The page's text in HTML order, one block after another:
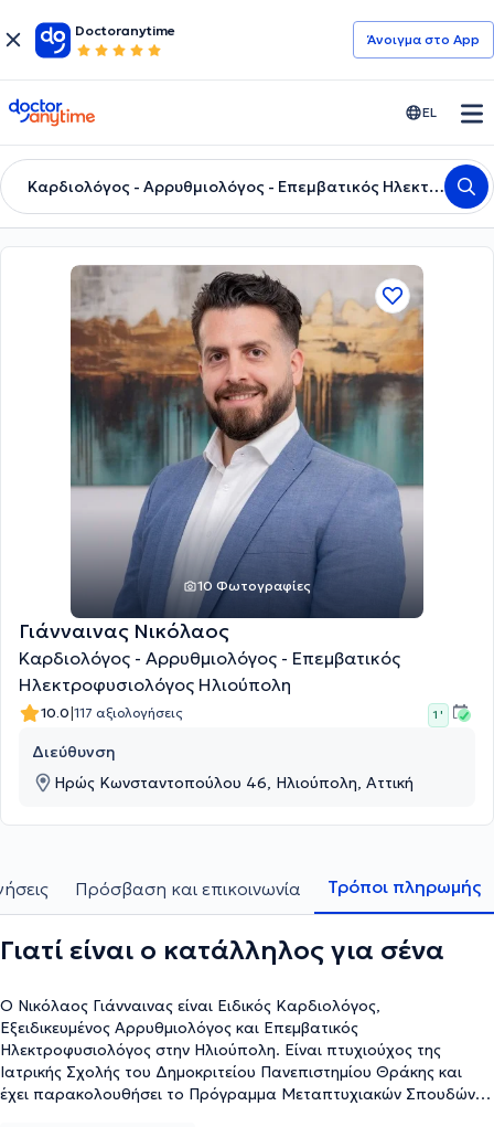
Doctoranytime
Άνοιγμα στο App
doctoranytime EL
Καρδιολόγος - Αρρυθμιολόγος - Επεμβατικός Ηλεκτροφυσιολόγος
10 Φωτογραφίες
Γιάνναινας Νικόλαος
Καρδιολόγος - Αρρυθμιολόγος - Επεμβατικός
Ηλεκτροφυσιολόγος Ηλιούπολη
10.0|117 αξιολογήσεις 1 '
Διεύθυνση
Ηρώς Κωνσταντοπούλου 46, Ηλιούπολη, Αττική
Πρόσβαση και επικοινωνία Τρόποι πληρωμής
Γιατί είναι ο κατάλληλος για σένα
Ο Νικόλαος Γιάνναινας είναι Ειδικός Καρδιολόγος,
Εξειδικευμένος Αρρυθμιολόγος και Επεμβατικός
Ηλεκτροφυσιολόγος στην Ηλιούπολη. Είναι πτυχιούχος της
Ιατρικής Σχολής του Δημοκριτείου Πανεπιστημίου Θράκης και
έχει παρακολουθήσει το Πρόγραμμα Μεταπτυχιακών Σπουδών